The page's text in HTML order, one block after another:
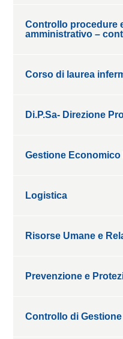
Controllo procedure
amministrativo –
Corso di laurea
Di.P.Sa- Direzione
Gestione Economico
Logistica
Risorse Umane e
Prevenzione e
Controllo di